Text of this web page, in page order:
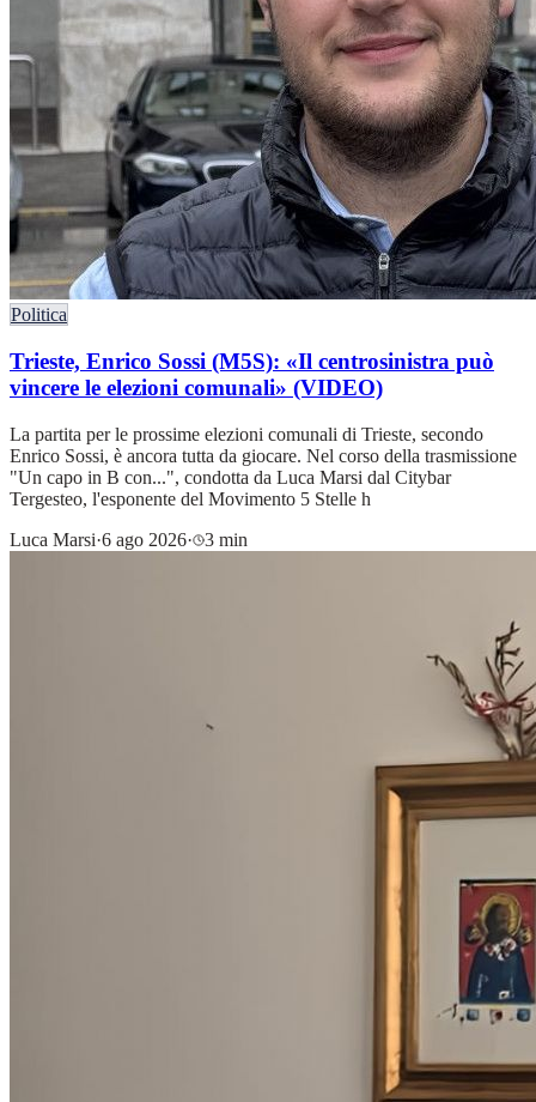
Politica
Trieste, Enrico Sossi (M5S): «Il centrosinistra può
vincere le elezioni comunali» (VIDEO)
La partita per le prossime elezioni comunali di Trieste, secondo
Enrico Sossi, è ancora tutta da giocare. Nel corso della trasmissione
"Un capo in B con...", condotta da Luca Marsi dal Citybar
Tergesteo, l'esponente del Movimento 5 Stelle h
Luca Marsi·6 ago 2026· 3 min